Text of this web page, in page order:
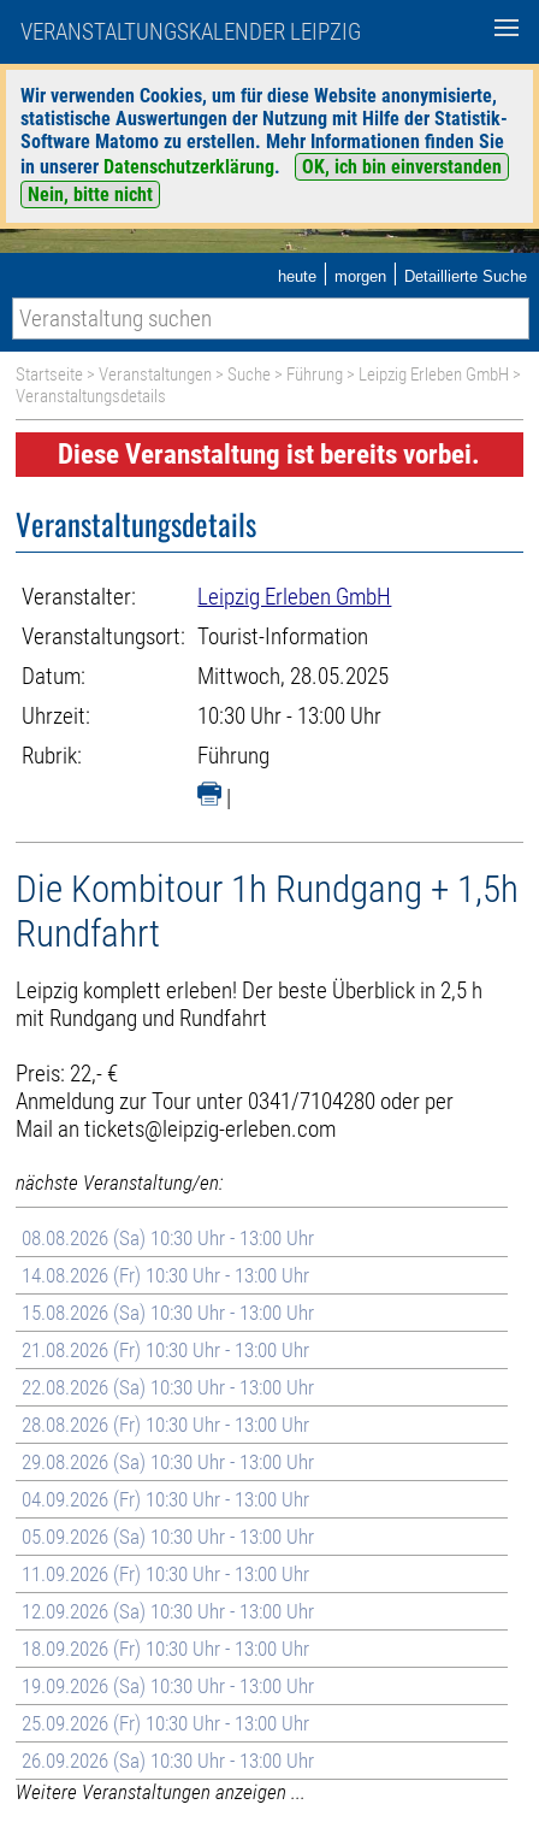
VERANSTALTUNGSKALENDER LEIPZIG
Wir verwenden Cookies, um für diese Website anonymisierte,
statistische Auswertungen der Nutzung mit Hilfe der Statistik-
Software Matomo zu erstellen. Mehr Informationen finden Sie
in unserer Datenschutzerklärung.
OK, ich bin einverstanden
Nein, bitte nicht
heute | morgen | Detaillierte Suche
Startseite >Veranstaltungen > Suche > Führung > Leipzig Erleben GmbH >
Veranstaltungsdetails
Diese Veranstaltung ist bereits vorbei.
Veranstaltungsdetails
Veranstalter:
Leipzig Erleben GmbH
Veranstaltungsort: Tourist-Information
Datum:
Mittwoch, 28.05.2025
Uhrzeit:
10:30 Uhr - 13:00 Uhr
Rubrik:
Führung
|
Die Kombitour 1h Rundgang + 1,5h
Rundfahrt
Leipzig komplett erleben! Der beste Überblick in 2,5 h
mit Rundgang und Rundfahrt
Preis: 22,- €
Anmeldung zur Tour unter 0341/7104280 oder per
Mail an tickets@leipzig-erleben.com
nächste Veranstaltung/en:
08.08.2026 (Sa) 10:30 Uhr - 13:00 Uhr
14.08.2026 (Fr) 10:30 Uhr - 13:00 Uhr
15.08.2026 (Sa) 10:30 Uhr - 13:00 Uhr
21.08.2026 (Fr) 10:30 Uhr - 13:00 Uhr
22.08.2026 (Sa) 10:30 Uhr - 13:00 Uhr
28.08.2026 (Fr) 10:30 Uhr - 13:00 Uhr
29.08.2026 (Sa) 10:30 Uhr - 13:00 Uhr
04.09.2026 (Fr) 10:30 Uhr - 13:00 Uhr
05.09.2026 (Sa) 10:30 Uhr - 13:00 Uhr
11.09.2026 (Fr) 10:30 Uhr - 13:00 Uhr
12.09.2026 (Sa) 10:30 Uhr - 13:00 Uhr
18.09.2026 (Fr) 10:30 Uhr - 13:00 Uhr
19.09.2026 (Sa) 10:30 Uhr - 13:00 Uhr
25.09.2026 (Fr) 10:30 Uhr - 13:00 Uhr
26.09.2026 (Sa) 10:30 Uhr - 13:00 Uhr
Weitere Veranstaltungen anzeigen ...